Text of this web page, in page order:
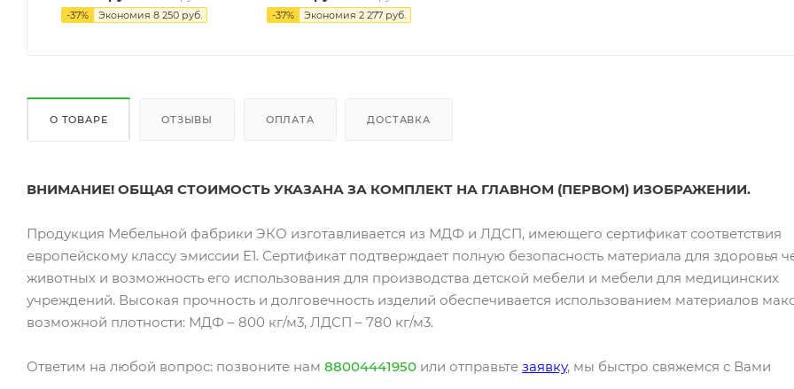
-37% Экономия 8 250руб. -37% Экономия 2 277руб.
О ТОВАРЕ ОТЗЫВЫ ОПЛАТА ДОСТАВКА
ВНИМАНИЕ! ОБЩАЯ СТОИМОСТЬ УКАЗАНА ЗА КОМПЛЕКТ НА ГЛАВНОМ (ПЕРВОМ) ИЗОБРАЖЕНИИ.
Продукция Мебельной фабрики ЭКО изготавливается из МДФ и ЛДСП, имеющего сертификат соответствия
европейскому классу эмиссии Е1. Сертификат подтверждает полную безопасность материала для здоровья
животных и возможность его использования для производства детской мебели и мебели для медицинских
учреждений. Высокая прочность и долговечность изделий обеспечивается использованием материалов
возможной плотности: МДФ – 800 кг/м3, ЛДСП – 780 кг/м3.
Ответим на любой вопрос: позвоните нам 88004441950 или отправьте заявку, мы быстро свяжемся с Вами